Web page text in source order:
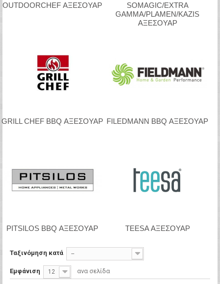
OUTDOORCHEF ΑΞΕΣΟΥΑΡ
SOMAGIC/EXTRA
GAMMA/PLAMEN/KAZIS
ΑΞΕΣΟΥΑΡ
GRILL CHEF BBQ ΑΞΕΣΟΥΑΡ FILEDMANN BBQ ΑΞΕΣΟΥΑΡ
PITSILOS BBQ ΑΞΕΣΟΥΑΡ TEESA ΑΞΕΣΟΥΑΡ
Ταξινόμηση κατά --
Εμφάνιση 12 ανα σελίδα